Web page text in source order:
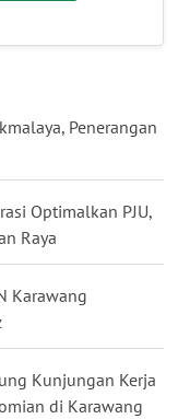
Penerangan
Optimalkan PJU,
Raya
Karawang
Kunjungan Kerja
di Karawang